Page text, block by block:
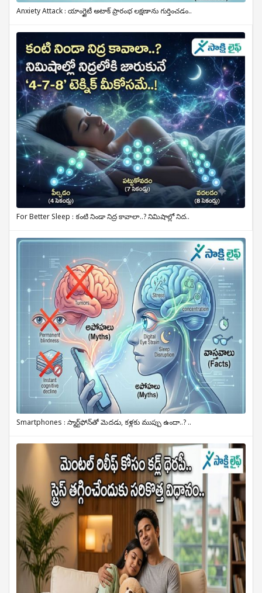
Anxiety Attack : యాంగ్జైటీ అటాక్ ప్రారంభ లక్షణాను గుర్తించడం..
For Better Sleep : కంటి నిండా నిద్ర కావాలా..? నిమిషాల్లో నిద..
Smartphones : స్మార్ట్‌ఫోన్‌తో మెదడు, కళ్లకు ముప్పు ఉందా..? ..